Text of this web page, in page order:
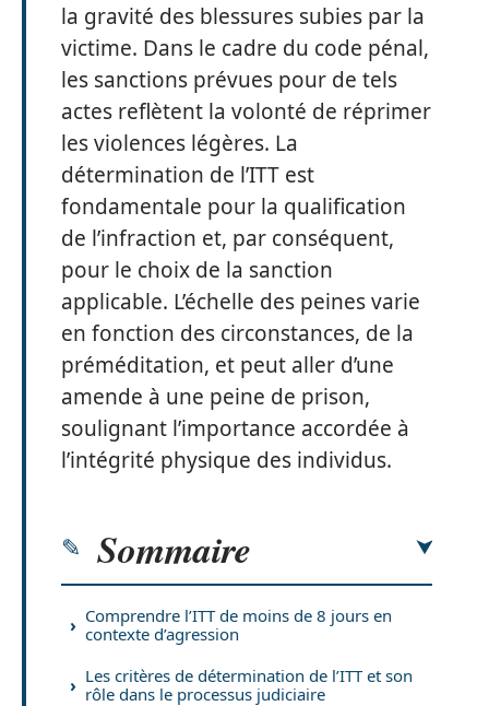
la gravité des blessures subies par la
victime. Dans le cadre du code pénal,
les sanctions prévues pour de tels
actes reflètent la volonté de réprimer
les violences légères. La
détermination de l’ITT est
fondamentale pour la qualification
de l’infraction et, par conséquent,
pour le choix de la sanction
applicable. L’échelle des peines varie
en fonction des circonstances, de la
préméditation, et peut aller d’une
amende à une peine de prison,
soulignant l’importance accordée à
l’intégrité physique des individus.
Sommaire
Comprendre l’ITT de moins de 8 jours en
contexte d’agression
Les critères de détermination de l’ITT et son
rôle dans le processus judiciaire